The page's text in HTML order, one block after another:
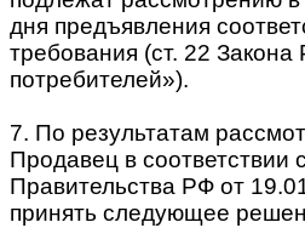
дня предъявления
требования (ст. 22
потребителей»).
7. По результатам
Продавец в соответствии
Правительства РФ от
принять следующее